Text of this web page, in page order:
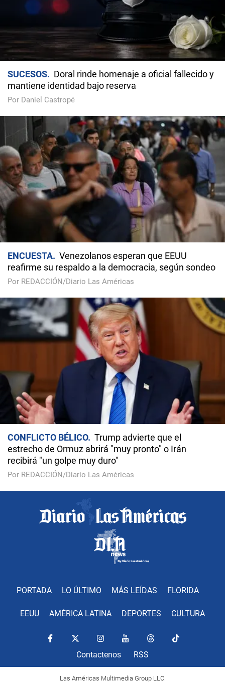
SUCESOS
Doral rinde homenaje a oficial fallecido y
mantiene identidad bajo reserva
Por Daniel Castropé
ENCUESTA
Venezolanos esperan que EEUU
reafirme su respaldo a la democracia, según sondeo
Por REDACCIÓN/Diario Las Américas
CONFLICTO BÉLICO
Trump advierte que el
estrecho de Ormuz abrirá "muy pronto" o Irán
recibirá "un golpe muy duro"
Por REDACCIÓN/Diario Las Américas
PORTADA LO ÚLTIMO MÁS LEÍDAS FLORIDA
EEUU AMÉRICA LATINA DEPORTES CULTURA
Contactenos RSS
Las Américas Multimedia Group LLC.